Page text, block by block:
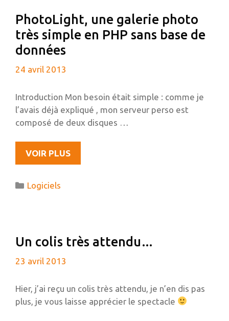
TRUECRYPT
ET
PhotoLight, une galerie photo
très simple en PHP sans base de
données
24 avril 2013
Introduction Mon besoin était simple : comme je
l’avais déjà expliqué , mon serveur perso est
composé de deux disques …
VOIR PLUSPHOTOLIGHT,
UNE
PHP
DONNÉES
Catégories
Logiciels
Un colis très attendu…
23 avril 2013
Hier, j’ai reçu un colis très attendu, je n’en dis pas
plus, je vous laisse apprécier le spectacle